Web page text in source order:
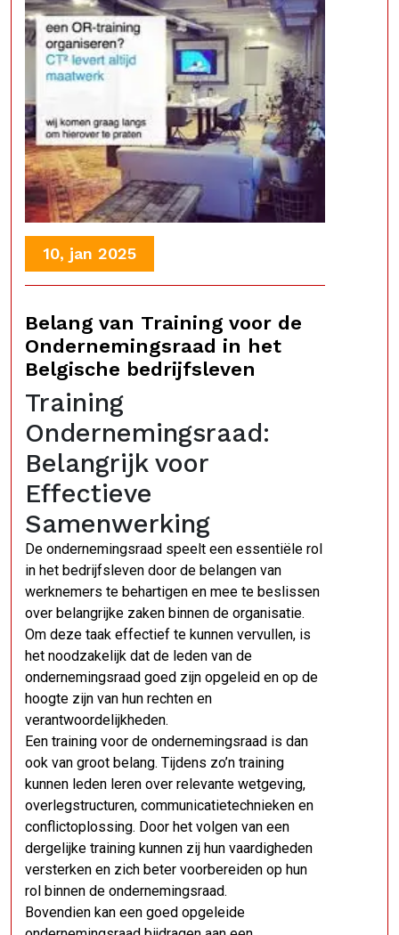
10, jan 2025
Belang van Training voor de
Ondernemingsraad in het
Belgische bedrijfsleven
Training
Ondernemingsraad:
Belangrijk voor
Effectieve
Samenwerking
De ondernemingsraad speelt een essentiële rol
in het bedrijfsleven door de belangen van
werknemers te behartigen en mee te beslissen
over belangrijke zaken binnen de organisatie.
Om deze taak effectief te kunnen vervullen, is
het noodzakelijk dat de leden van de
ondernemingsraad goed zijn opgeleid en op de
hoogte zijn van hun rechten en
verantwoordelijkheden.
Een training voor de ondernemingsraad is dan
ook van groot belang. Tijdens zo’n training
kunnen leden leren over relevante wetgeving,
overlegstructuren, communicatietechnieken en
conflictoplossing. Door het volgen van een
dergelijke training kunnen zij hun vaardigheden
versterken en zich beter voorbereiden op hun
rol binnen de ondernemingsraad.
Bovendien kan een goed opgeleide